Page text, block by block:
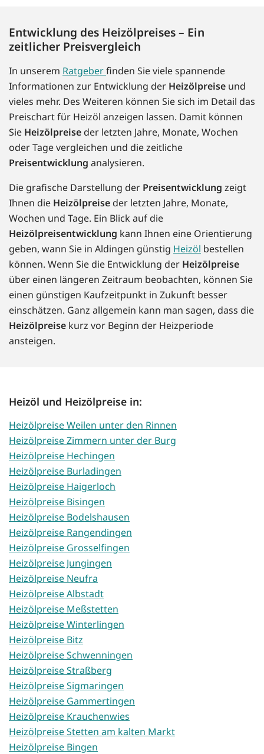
Entwicklung des Heizölpreises – Ein
zeitlicher Preisvergleich
In unserem Ratgeberfinden Sie viele spannende
Informationen zur Entwicklung der Heizölpreise und
vieles mehr. Des Weiteren können Sie sich im Detail das
Preischart für Heizöl anzeigen lassen. Damit können
Sie Heizölpreise der letzten Jahre, Monate, Wochen
oder Tage vergleichen und die zeitliche
Preisentwicklung analysieren.
Die grafische Darstellung der Preisentwicklung zeigt
Ihnen die Heizölpreise der letzten Jahre, Monate,
Wochen und Tage. Ein Blick auf die
Heizölpreisentwicklung kann Ihnen eine Orientierung
geben, wann Sie in Aldingen günstig Heizöl bestellen
können. Wenn Sie die Entwicklung der Heizölpreise
über einen längeren Zeitraum beobachten, können Sie
einen günstigen Kaufzeitpunkt in Zukunft besser
einschätzen. Ganz allgemein kann man sagen, dass die
Heizölpreise kurz vor Beginn der Heizperiode
ansteigen.
Heizöl und Heizölpreise in:
Heizölpreise Weilen unter den Rinnen
Heizölpreise Zimmern unter der Burg
Heizölpreise Hechingen
Heizölpreise Burladingen
Heizölpreise Haigerloch
Heizölpreise Bisingen
Heizölpreise Bodelshausen
Heizölpreise Rangendingen
Heizölpreise Grosselfingen
Heizölpreise Jungingen
Heizölpreise Neufra
Heizölpreise Albstadt
Heizölpreise Meßstetten
Heizölpreise Winterlingen
Heizölpreise Bitz
Heizölpreise Schwenningen
Heizölpreise Straßberg
Heizölpreise Sigmaringen
Heizölpreise Gammertingen
Heizölpreise Krauchenwies
Heizölpreise Stetten am kalten Markt
Heizölpreise Bingen